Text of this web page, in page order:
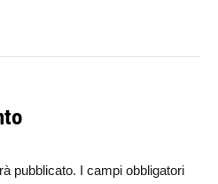
pubblicato. I campi obbligatori